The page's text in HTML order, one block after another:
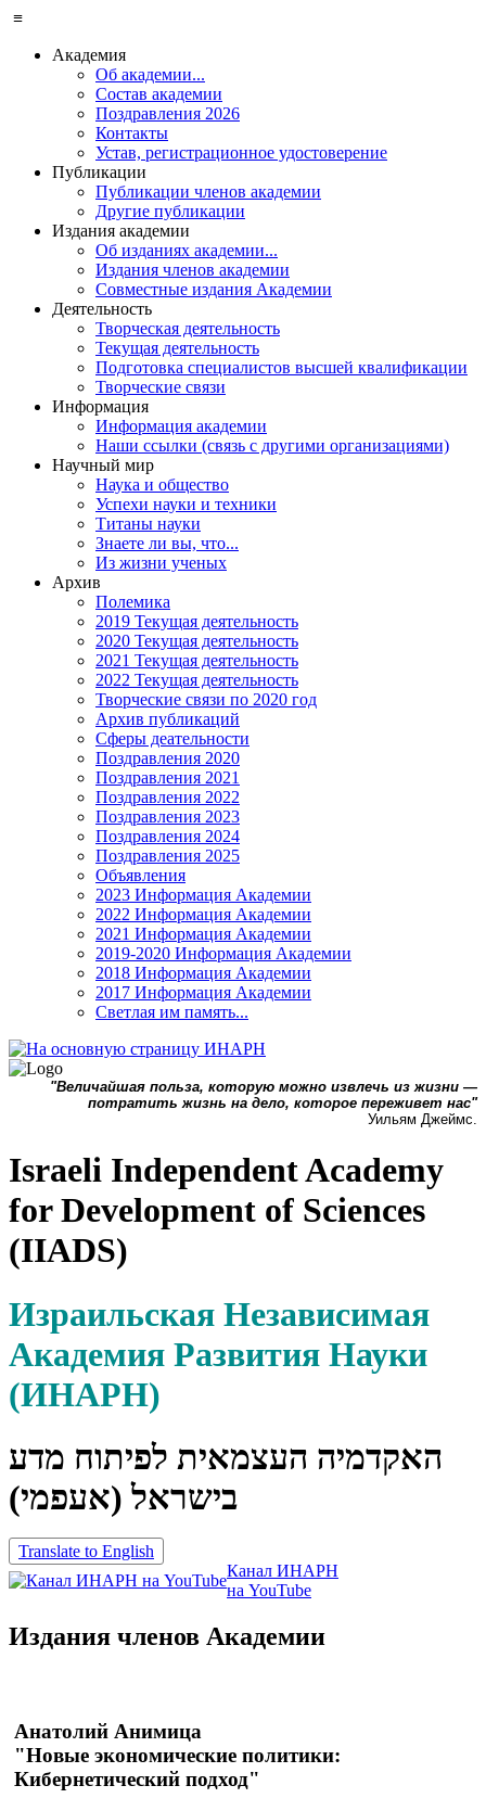
≡
Академия
Об академии...
Состав академии
Поздравления 2026
Контакты
Устав, регистрационное удостоверение
Публикации
Публикации членов академии
Другие публикации
Издания академии
Об изданиях академии...
Издания членов академии
Совместные издания Академии
Деятельность
Творческая деятельность
Текущая деятельность
Подготовка специалистов высшей квалификации
Творческие связи
Информация
Информация академии
Наши ссылки (связь с другими организациями)
Научный мир
Наука и общество
Успехи науки и техники
Титаны науки
Знаете ли вы, что...
Из жизни ученых
Архив
Полемика
2019 Текущая деятельность
2020 Текущая деятельность
2021 Текущая деятельность
2022 Текущая деятельность
Творческие связи по 2020 год
Архив публикаций
Сферы деательности
Поздравления 2020
Поздравления 2021
Поздравления 2022
Поздравления 2023
Поздравления 2024
Поздравления 2025
Объявления
2023 Информация Академии
2022 Информация Академии
2021 Информация Академии
2019-2020 Информация Академии
2018 Информация Академии
2017 Информация Академии
Светлая им память...
"Величайшая польза, которую можно извлечь из жизни —
потратить жизнь на дело, которое переживет нас"
Уильям Джеймс.
Israeli Independent Academy
for Development of Sciences
(IIADS)
Израильская Независимая
Академия Развития Науки
(ИНАРН)
האקדמיה העצמאית לפיתוח מדע
בישראל (אעפמי)
Translate to English
Канал ИНАРН
на YouTube
Издания членов Академии
Анатолий Анимица
"Новые экономические политики:
Кибернетический подход"